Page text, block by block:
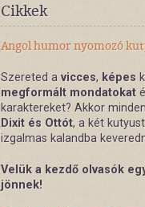
Cikkek
Angol humor nyomozó
Szereted a vicces, képes
megformált mondatokat
karaktereket? Akkor
Dixit és Ottót, a két
izgalmas kalandba
Velük a kezdő olvasók
jönnek!